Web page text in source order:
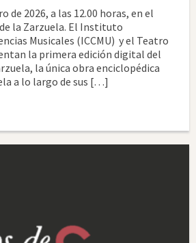
de 2026, a las 12.00 horas, en el
la Zarzuela. El Instituto
Musicales (ICCMU) y el Teatro
la primera edición digital del
la única obra enciclopédica
a lo largo de sus […]